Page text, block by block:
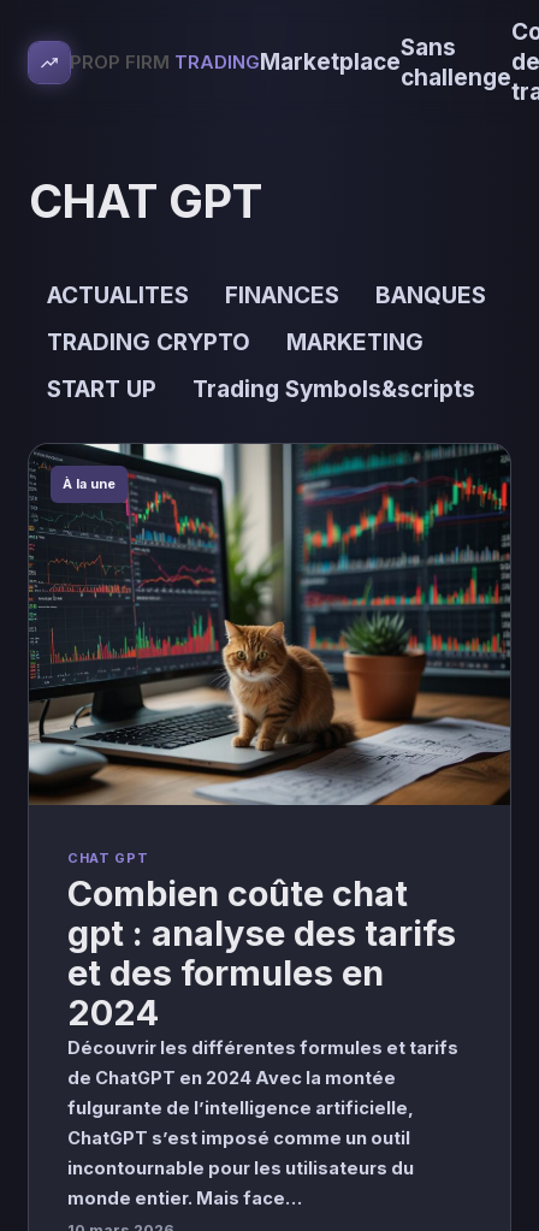
PROP FIRM TRADINGMarketplace
Sans
challenge
de
CHAT GPT
ACTUALITES FINANCES
BANQUES
TRADING CRYPTO
MARKETING
START UP
Trading Symbols&scripts
À la une
CHAT GPT
Combien coûte chat
gpt : analyse des tarifs
et des formules en
2024
Découvrir les différentes formules et tarifs
de ChatGPT en 2024 Avec la montée
fulgurante de l’intelligence artificielle,
ChatGPT s’est imposé comme un outil
incontournable pour les utilisateurs du
monde entier. Mais face…